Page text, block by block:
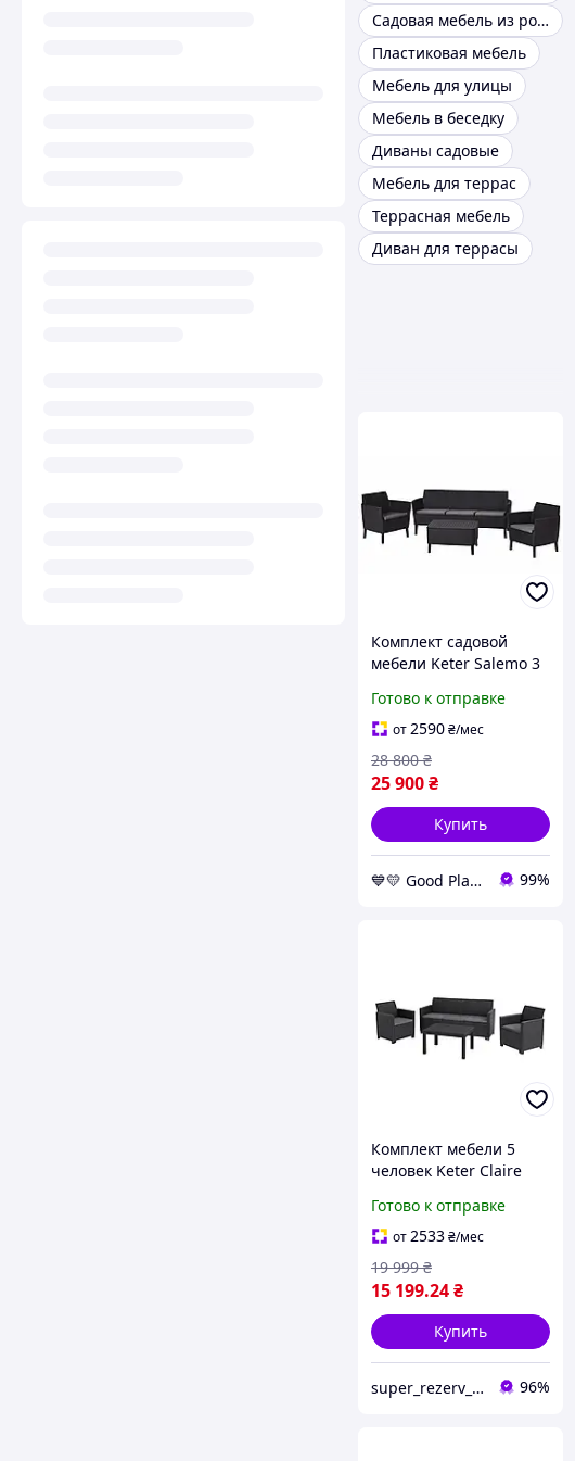
Садовая мебель из ротанга
Пластиковая мебель
Мебель для улицы
Мебель в беседку
Диваны садовые
Мебель для террас
Террасная мебель
Диван для террасы
Комплект садовой
мебели Keter Salemo 3
GoodPlace -worry-free-
shopping-
Готово к отправке
от 2590₴/мес
25 900₴
28 800 ₴
Купить
💙💛 Good Place 99%
Комплект мебели 5
человек Keter Claire
терраса)
Готово к отправке
от2533₴/мес
15 199.24₴
19 999 ₴
Купить
super_rezerv_market 96%